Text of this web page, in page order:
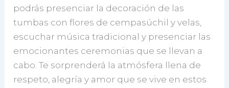
podrás presenciar la decoración de las
tumbas con flores de cempasúchil y velas,
escuchar música tradicional y presenciar las
emocionantes ceremonias que se llevan a
cabo. Te sorprenderá la atmósfera llena de
respeto, alegría y amor que se vive en estos